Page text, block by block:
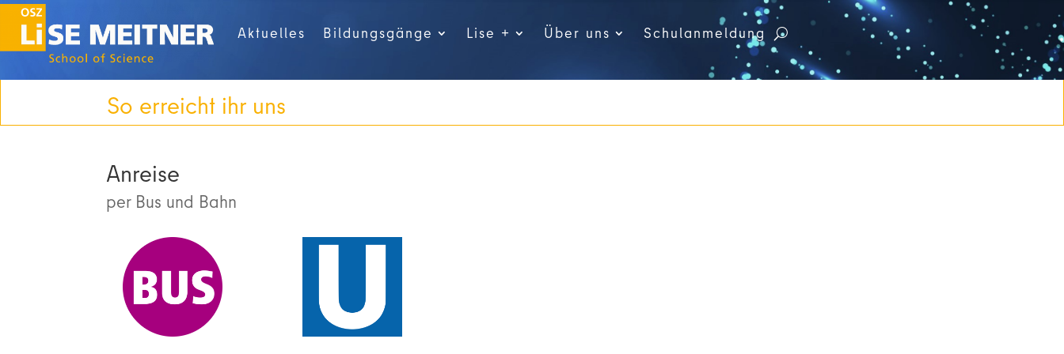
Aktuelles Bildungsgänge Lise + Über uns Schulanmeldung
So erreicht ihr uns
Anreise
per Bus und Bahn